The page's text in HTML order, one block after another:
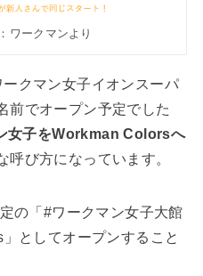
ワークマンより
クマン女子イオンスーパ
前でオープン予定でした
女子をWorkman Colorsへ
呼び方になっています。
の「#ワークマン女子大館
としてオープンすること